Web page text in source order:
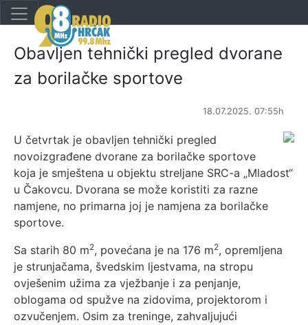
Obavljen tehnički pregled dvorane
za borilačke sportove
18.07.2025. 07:55h
U četvrtak je obavljen tehnički pregled
novoizgrađene dvorane za borilačke sportove
koja je smještena u objektu streljane SRC-a „Mladost“
u Čakovcu. Dvorana se može koristiti za razne
namjene, no primarna joj je namjena za borilačke
sportove.
Sa starih 80 m2, povećana je na 176 m2, opremljena
je strunjačama, švedskim ljestvama, na stropu
ovješenim užima za vježbanje i za penjanje,
oblogama od spužve na zidovima, projektorom i
ozvučenjem. Osim za treninge, zahvaljujući